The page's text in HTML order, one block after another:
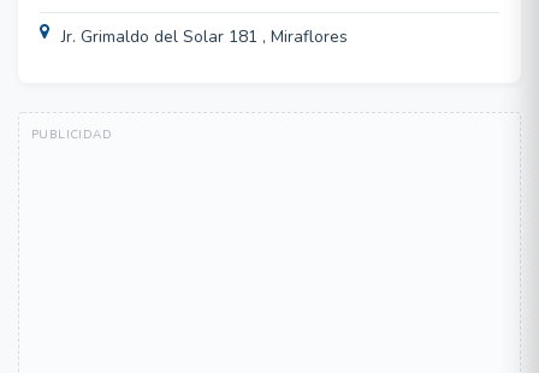
Jr. Grimaldo del Solar 181 , Miraflores